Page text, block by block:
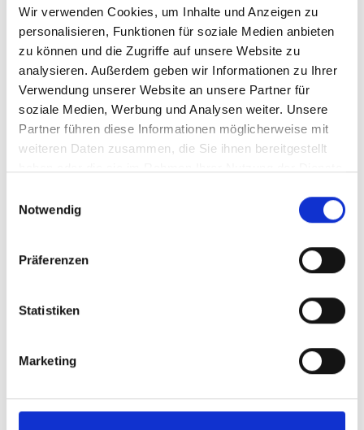
Wir verwenden Cookies, um Inhalte und Anzeigen zu
personalisieren, Funktionen für soziale Medien anbieten
zu können und die Zugriffe auf unsere Website zu
analysieren. Außerdem geben wir Informationen zu Ihrer
Verwendung unserer Website an unsere Partner für
soziale Medien, Werbung und Analysen weiter. Unsere
Partner führen diese Informationen möglicherweise mit
weiteren Daten zusammen, die Sie ihnen bereitgestellt
Notwendig
Präferenzen
Statistiken
Marketing
Stadtverwaltung auch Heimatforscher
Hermann Hundt, Ortsheimatpflegerin Birgit
Haberhauer-Kuschel,
Heimatvereinsvorsitzende Gabriele Schmidt,
Stadtarchivar Tammo Fuchs, die Leiterin des
Südsauerlandmuseums Monika Löcken und
Stadtführer Peter „Pittjes“ Höffer angehören,
Veranstaltungen zur Stärkung der